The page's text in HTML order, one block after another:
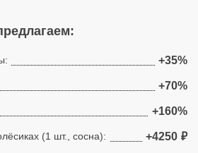
+35%
+70%
+160%
(1 шт., сосна): +4250 ₽